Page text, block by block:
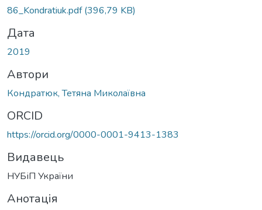
86_Kondratiuk.pdf(396,79 KB)
Дата
2019
Автори
Кондратюк, Тетяна Миколаївна
ORCID
https://orcid.org/0000-0001-9413-1383
Видавець
НУБіП України
Анотація